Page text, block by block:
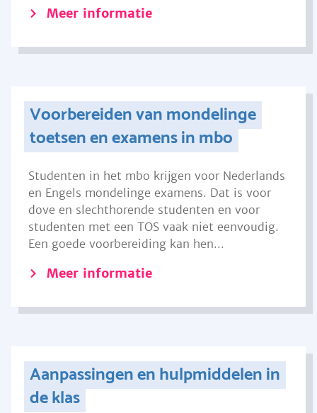
Meer informatie
Voorbereiden van mondelinge
toetsen en examens in mbo
Studenten in het mbo krijgen voor Nederlands
en Engels mondelinge examens. Dat is voor
dove en slechthorende studenten en voor
studenten met een TOS vaak niet eenvoudig.
Een goede voorbereiding kan hen...
Meer informatie
Aanpassingen en hulpmiddelen in
de klas